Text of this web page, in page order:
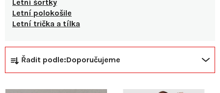
Letní šortky
Letní polokošile
Letní trička a tílka
Ř
Řadit podle:Doporučujeme
V